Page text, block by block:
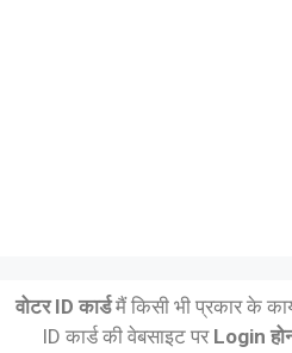
वोटर ID कार्डमैं किसी भी प्रकार के
ID कार्ड की वेबसाइट परLogin